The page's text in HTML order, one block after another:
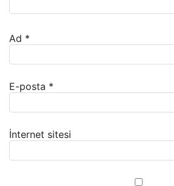
Ad *
E-posta *
İnternet sitesi